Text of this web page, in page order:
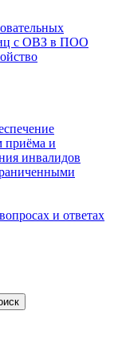
с ОВЗ в ПОО
приёма и
инвалидов
и ответах